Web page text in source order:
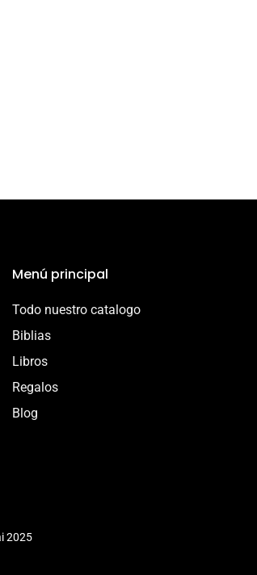
Menú principal
Todo nuestro catalogo
Biblias
Libros
Regalos
Blog
2025